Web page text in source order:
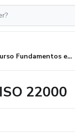
Curso Fundamentos e Interpretación ISO 22000
22000